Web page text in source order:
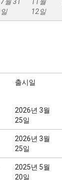
일
12일
출시일
2026년 3월
25일
2026년 3월
25일
2025년 5월
20일